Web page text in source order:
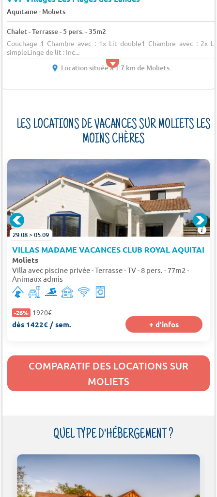
Aquitaine- Moliets
Chalet - Terrasse - 5 pers. - 35m2
Couchage 1 Chambre avec : 1x Lit double1 Chambre avec : 2x
simpleLinge de lit : Inc...
Location située à 1.7 km de Moliets
LES LOCATIONS DE VACANCES SUR MOLIETS LES
MOINS CHÈRES
29.08 > 05.09
VILLAS MADAME VACANCES CLUB ROYAL AQUITAINE
Moliets
Villa avec piscine privée - Terrasse - TV - 8 pers. - 77m2 -
Animaux admis
-26% 1920€
dès 1422€ / sem. + d'infos
COMPARATIF DES LOCATIONS SUR
MOLIETS
QUEL TYPE D'HÉBERGEMENT ?